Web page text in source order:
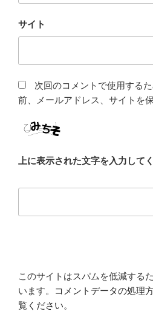
サイト
次回のコメントで使用する
前、メールアドレス、サイトを保
上に表示された文字を入力して
このサイトはスパムを低減する
います。
コメントデータの処理
覧ください。